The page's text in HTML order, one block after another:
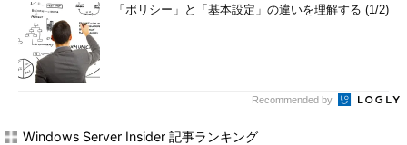
「ポリシー」と「基本設定」の違いを理解する (1/2)
Recommended by
Windows Server Insider 記事ランキング